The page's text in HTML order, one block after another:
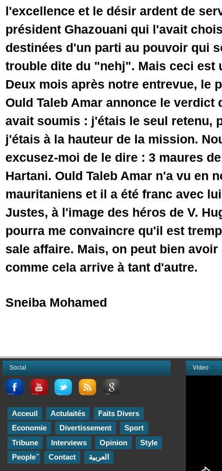
l'excellence et le désir ardent de
président Ghazouani qui l'avait
destinées d'un parti au pouvoir qui
trouble dite du "nehj". Mais ceci est
Deux mois après notre entrevue, le
Ould Taleb Amar annonce le verdict
avait soumis : j'étais le seul retenu,
j'étais à la hauteur de la mission.
excusez-moi de le dire : 3 maures
Hartani. Ould Taleb Amar n'a vu en
mauritaniens et il a été franc avec
Justes, à l'image des héros de V.
pourra me convaincre qu'il est
sale affaire. Mais, on peut bien
comme cela arrive à tant d'autre.
Sneiba Mohamed
Video
Social
Acceuil Actulaités
Faits Divers
Economie
Divertissement
Sport
Tribune
Interviews Opinion
Style
Contact العربية